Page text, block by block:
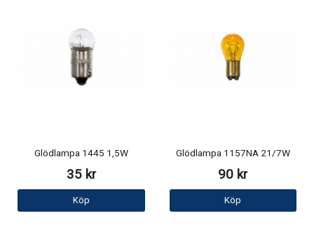
Glödlampa 1445 1,5W
35 kr
Köp
Glödlampa 1157NA 21/7W
90 kr
Köp